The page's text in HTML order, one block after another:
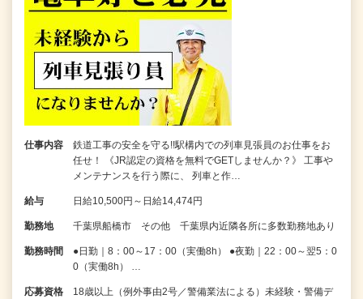
仕事内容
鉄道工事の安全を守る!!駅構内での列車見張員のお仕事をお
任せ！ 《JR認定の資格を無料でGETしませんか？》 工事や
メンテナンスを行う際に、 列車と作…
給与 日給10,500円～日給14,474円
勤務地 千葉県船橋市 その他 千葉県内近隣各所に多数勤務地あり
勤務時間
●日勤｜8：00～17：00（実働8h） ●夜勤｜22：00～翌5：0
0（実働8h） …
応募資格
18歳以上（例外事由2号／警備業法による）未経験・警備デ